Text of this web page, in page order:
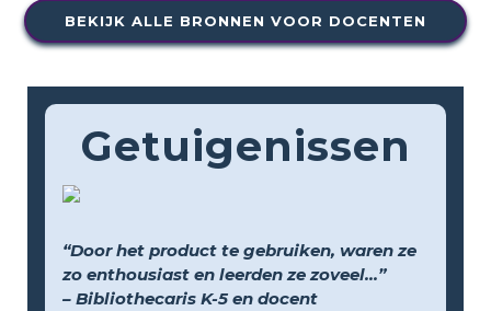
BEKIJK ALLE BRONNEN VOOR DOCENTEN
Getuigenissen
“Door het product te gebruiken, waren ze
zo enthousiast en leerden ze zoveel...”
– Bibliothecaris K-5 en docent